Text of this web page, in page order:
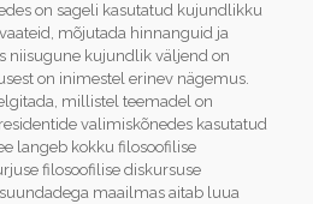
on sageli kasutatud kujundlikku
mõjutada hinnanguid ja
niisugune kujundlik väljend on
on inimestel erinev nägemus.
millistel teemadel on
valimiskõnedes kasutatud
langeb kokku filosoofilise
filosoofilise diskursuse
maailmas aitab luua